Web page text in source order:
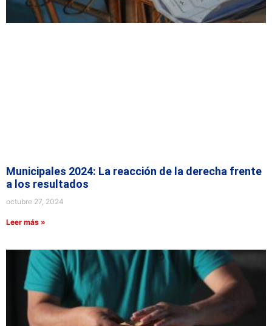
Municipales 2024: La reacción de la derecha frente
a los resultados
octubre 27, 2024
Leer más »